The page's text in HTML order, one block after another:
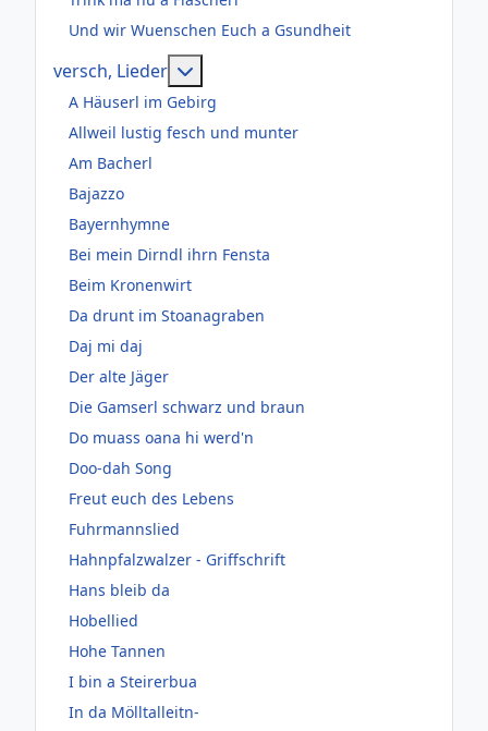
Und wir Wuenschen Euch a Gsundheit
versch, Lieder
A Häuserl im Gebirg
Allweil lustig fesch und munter
Am Bacherl
Bajazzo
Bayernhymne
Bei mein Dirndl ihrn Fensta
Beim Kronenwirt
Da drunt im Stoanagraben
Daj mi daj
Der alte Jäger
Die Gamserl schwarz und braun
Do muass oana hi werd'n
Doo-dah Song
Freut euch des Lebens
Fuhrmannslied
Hahnpfalzwalzer - Griffschrift
Hans bleib da
Hobellied
Hohe Tannen
I bin a Steirerbua
In da Mölltalleitn-